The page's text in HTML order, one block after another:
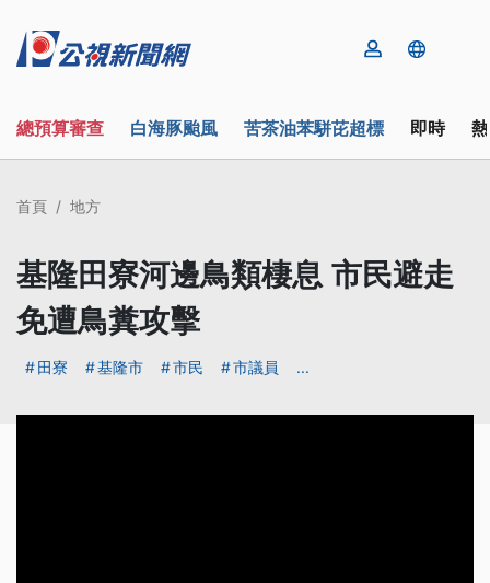
總預算審查 白海豚颱風 苦茶油苯駢芘超標 即時
首頁 地方
基隆田寮河邊鳥類棲息 市民避走
免遭鳥糞攻擊
田寮 基隆市 市民 市議員 ...